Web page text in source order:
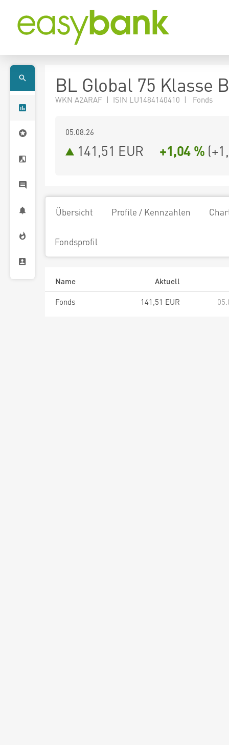
BL Global 75 Klasse
WKN A2ARAF | ISIN LU1484140410 | Fonds
05.08.26
141,51 EUR +1,04 % (
Übersicht Profile / Kennzahlen
Fondsprofil
Name
Aktuell
Fonds
141,51 EUR